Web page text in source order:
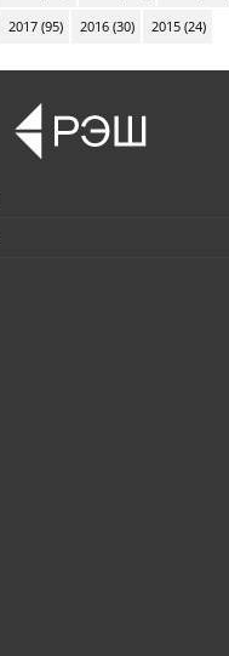
2017 (95) 2016 (30) 2015 (24)